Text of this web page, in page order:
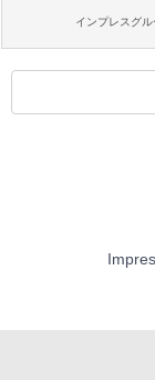
インプレスグル